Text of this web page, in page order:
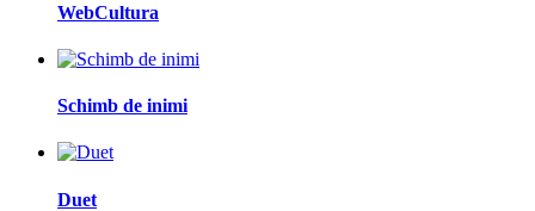
WebCultura
Schimb de inimi
Duet